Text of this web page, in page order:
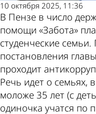
10 октября 2025, 11:36
В Пензе в число
помощи «Забота»
студенческие
постановления
проходит
Речь идет о семьях,
моложе 35 лет (с
одиночка учатся по